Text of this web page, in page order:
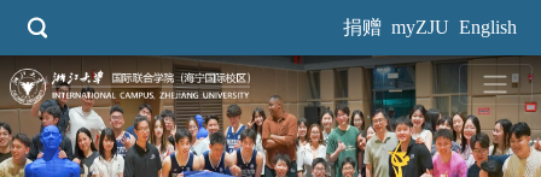
到
主
要
内
捐赠 myZJU English